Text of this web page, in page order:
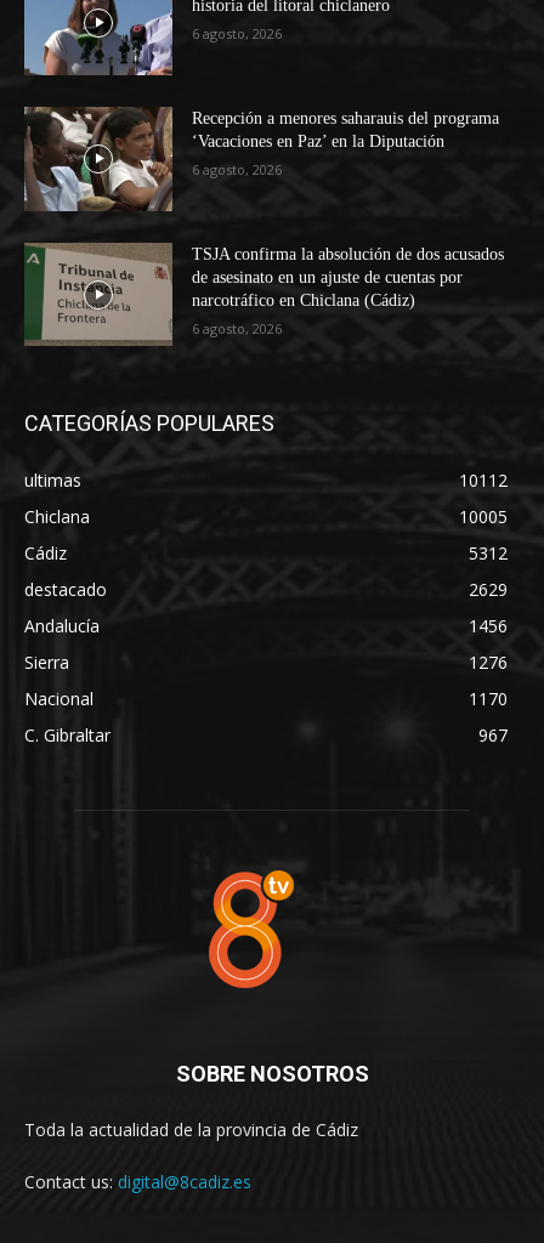
historia del litoral chiclanero
6 agosto, 2026
Recepción a menores saharauis del programa
‘Vacaciones en Paz’ en la Diputación
6 agosto, 2026
TSJA confirma la absolución de dos acusados
de asesinato en un ajuste de cuentas por
narcotráfico en Chiclana (Cádiz)
6 agosto, 2026
CATEGORÍAS POPULARES
ultimas
10112
Chiclana
10005
Cádiz
5312
destacado
2629
Andalucía
1456
Sierra
1276
Nacional
1170
C. Gibraltar
967
SOBRE NOSOTROS
Toda la actualidad de la provincia de Cádiz
Contact us: digital@8cadiz.es